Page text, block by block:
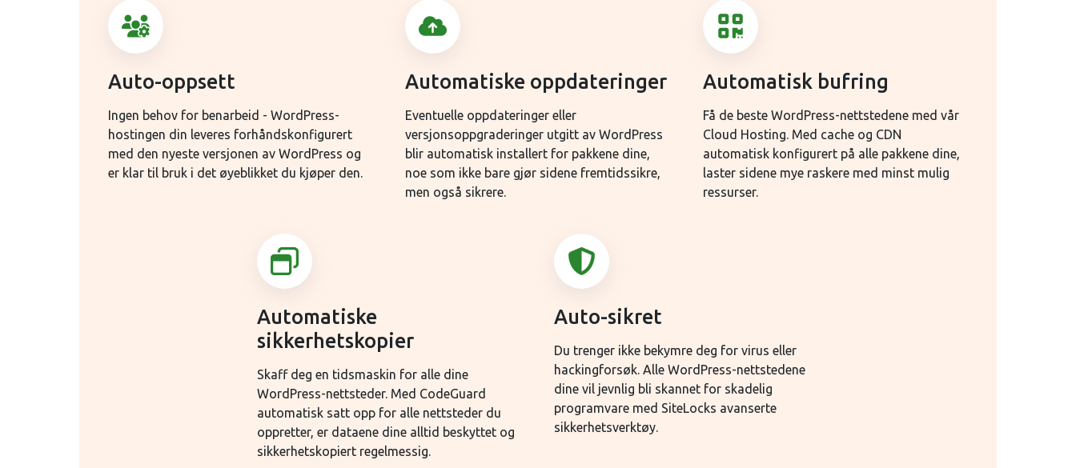
Auto-oppsett
Ingen behov for benarbeid - WordPress-
hostingen din leveres forhåndskonfigurert
med den nyeste versjonen av WordPress og
er klar til bruk i det øyeblikket du kjøper den.
Automatiske oppdateringer
Eventuelle oppdateringer eller
versjonsoppgraderinger utgitt av WordPress
blir automatisk installert for pakkene dine,
noe som ikke bare gjør sidene fremtidssikre,
men også sikrere.
Automatisk bufring
Få de beste WordPress-nettstedene med vår
Cloud Hosting. Med cache og CDN
automatisk konfigurert på alle pakkene dine,
laster sidene mye raskere med minst mulig
ressurser.
Automatiske
sikkerhetskopier
Skaff deg en tidsmaskin for alle dine
WordPress-nettsteder. Med CodeGuard
automatisk satt opp for alle nettsteder du
oppretter, er dataene dine alltid beskyttet og
sikkerhetskopiert regelmessig.
Auto-sikret
Du trenger ikke bekymre deg for virus eller
hackingforsøk. Alle WordPress-nettstedene
dine vil jevnlig bli skannet for skadelig
programvare med SiteLocks avanserte
sikkerhetsverktøy.